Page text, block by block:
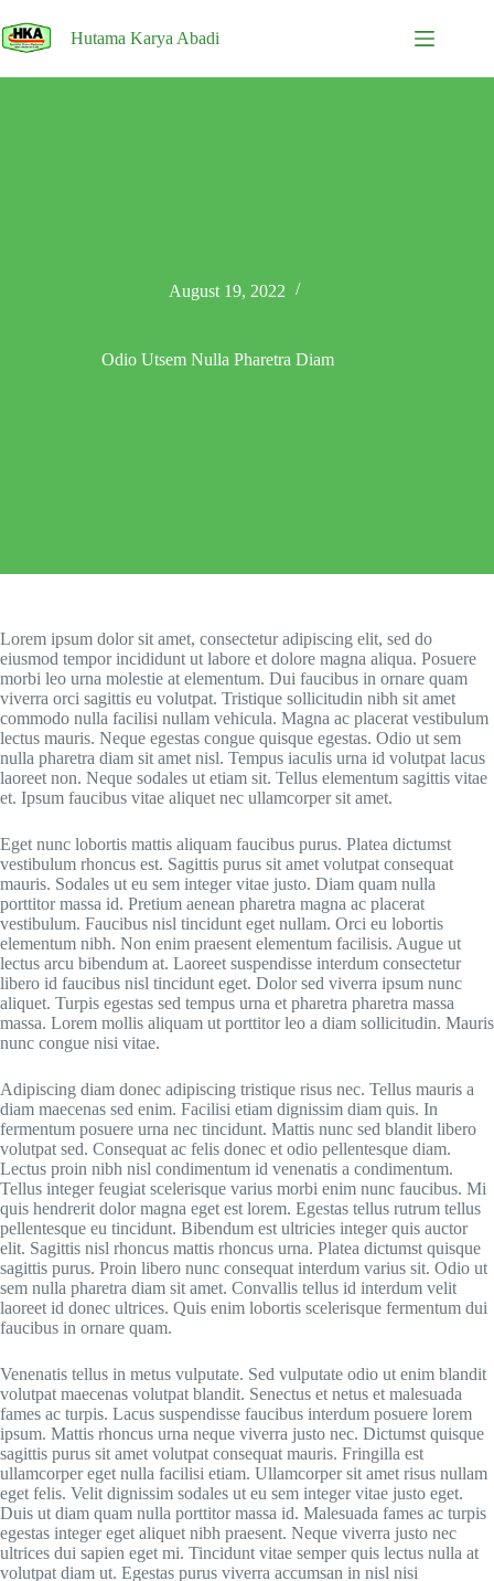
to
content
Hutama Karya Abadi
August 19, 2022
Odio Utsem Nulla Pharetra Diam
Lorem ipsum dolor sit amet, consectetur adipiscing elit, sed do
eiusmod tempor incididunt ut labore et dolore magna aliqua. Posuere
morbi leo urna molestie at elementum. Dui faucibus in ornare quam
viverra orci sagittis eu volutpat. Tristique sollicitudin nibh sit amet
commodo nulla facilisi nullam vehicula. Magna ac placerat vestibulum
lectus mauris. Neque egestas congue quisque egestas. Odio ut sem
nulla pharetra diam sit amet nisl. Tempus iaculis urna id volutpat lacus
laoreet non. Neque sodales ut etiam sit. Tellus elementum sagittis vitae
et. Ipsum faucibus vitae aliquet nec ullamcorper sit amet.
Eget nunc lobortis mattis aliquam faucibus purus. Platea dictumst
vestibulum rhoncus est. Sagittis purus sit amet volutpat consequat
mauris. Sodales ut eu sem integer vitae justo. Diam quam nulla
porttitor massa id. Pretium aenean pharetra magna ac placerat
vestibulum. Faucibus nisl tincidunt eget nullam. Orci eu lobortis
elementum nibh. Non enim praesent elementum facilisis. Augue ut
lectus arcu bibendum at. Laoreet suspendisse interdum consectetur
libero id faucibus nisl tincidunt eget. Dolor sed viverra ipsum nunc
aliquet. Turpis egestas sed tempus urna et pharetra pharetra massa
massa. Lorem mollis aliquam ut porttitor leo a diam sollicitudin. Mauris
nunc congue nisi vitae.
Adipiscing diam donec adipiscing tristique risus nec. Tellus mauris a
diam maecenas sed enim. Facilisi etiam dignissim diam quis. In
fermentum posuere urna nec tincidunt. Mattis nunc sed blandit libero
volutpat sed. Consequat ac felis donec et odio pellentesque diam.
Lectus proin nibh nisl condimentum id venenatis a condimentum.
Tellus integer feugiat scelerisque varius morbi enim nunc faucibus. Mi
quis hendrerit dolor magna eget est lorem. Egestas tellus rutrum tellus
pellentesque eu tincidunt. Bibendum est ultricies integer quis auctor
elit. Sagittis nisl rhoncus mattis rhoncus urna. Platea dictumst quisque
sagittis purus. Proin libero nunc consequat interdum varius sit. Odio ut
sem nulla pharetra diam sit amet. Convallis tellus id interdum velit
laoreet id donec ultrices. Quis enim lobortis scelerisque fermentum dui
faucibus in ornare quam.
Venenatis tellus in metus vulputate. Sed vulputate odio ut enim blandit
volutpat maecenas volutpat blandit. Senectus et netus et malesuada
fames ac turpis. Lacus suspendisse faucibus interdum posuere lorem
ipsum. Mattis rhoncus urna neque viverra justo nec. Dictumst quisque
sagittis purus sit amet volutpat consequat mauris. Fringilla est
ullamcorper eget nulla facilisi etiam. Ullamcorper sit amet risus nullam
eget felis. Velit dignissim sodales ut eu sem integer vitae justo eget.
Duis ut diam quam nulla porttitor massa id. Malesuada fames ac turpis
egestas integer eget aliquet nibh praesent. Neque viverra justo nec
ultrices dui sapien eget mi. Tincidunt vitae semper quis lectus nulla at
volutpat diam ut. Egestas purus viverra accumsan in nisl nisi